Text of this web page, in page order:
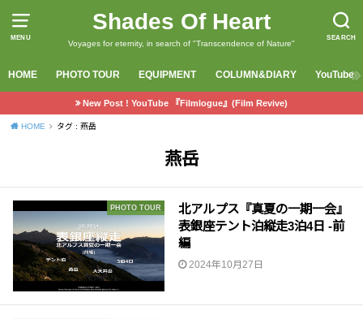
MENU SEARCH
Shades Of Heart
Voyages for eternity, in search of "Transcendence of Nature"
HOME PHOTO TOUR EQUIPMENT COLUMN&DIARY YouTube
New Post ! YouTube 『Filmlogue』(Film Revive)
HOME タグ : 燕岳
燕岳
PHOTO TOUR
北アルプス『真夏の一期一会』
表銀座テント泊縦走3泊4日 -前
編
2024年10月27日